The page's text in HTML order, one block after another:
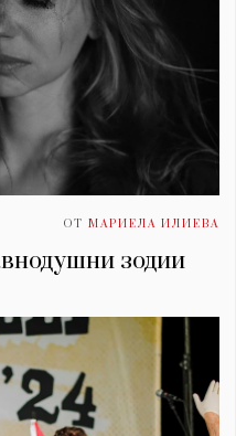
ОТ МАРИЕЛА ИЛИЕВА
зодии